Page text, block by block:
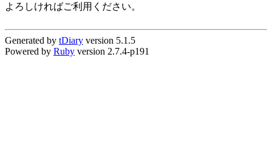
よろしければご利用ください。
Generated by tDiary version 5.1.5
Powered by Ruby version 2.7.4-p191